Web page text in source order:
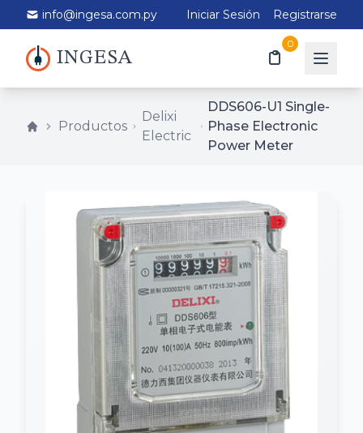
info@ingesa.com.py Iniciar Sesión Registrarse
INGESA
0
Productos
Delixi
Electric
DDS606-U1 Single-
Phase Electronic
Power Meter